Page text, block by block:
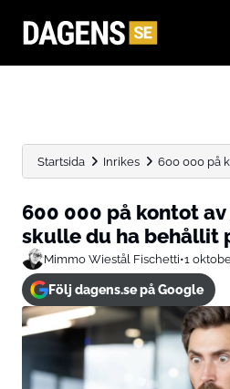
Startsida Inrikes 600 000 på
600 000 på kontot
skulle du ha behållit
Mimmo Wiestål Fischetti•1
Följ dagens.se på Google